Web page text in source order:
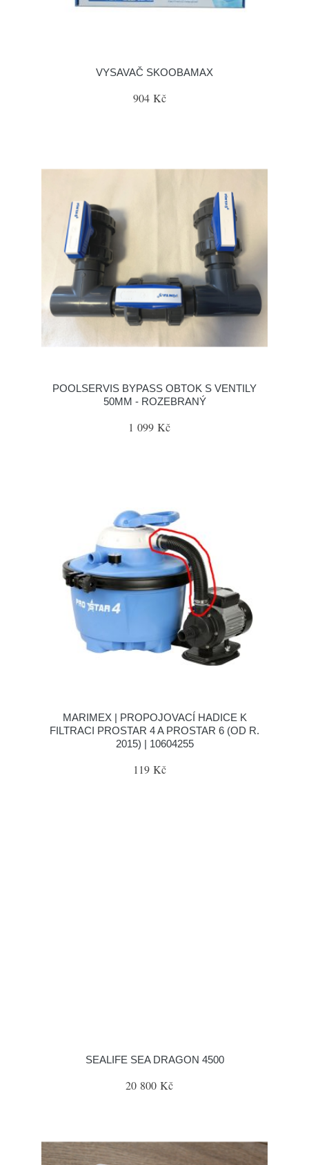
VYSAVAČ SKOOBAMAX
904 Kč
POOLSERVIS BYPASS OBTOK S VENTILY
50MM - ROZEBRANÝ
1 099 Kč
MARIMEX | PROPOJOVACÍ HADICE K
FILTRACI PROSTAR 4 A PROSTAR 6 (OD R.
2015) | 10604255
119 Kč
SEALIFE SEA DRAGON 4500
20 800 Kč